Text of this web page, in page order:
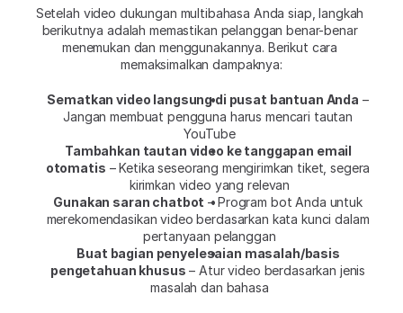
Setelah video dukungan multibahasa Anda siap, langkah
berikutnya adalah memastikan pelanggan benar-benar
menemukan dan menggunakannya. Berikut cara
memaksimalkan dampaknya:
Sematkan video langsung di pusat bantuan Anda –
Jangan membuat pengguna harus mencari tautan
YouTube
Tambahkan tautan video ke tanggapan email
otomatis – Ketika seseorang mengirimkan tiket, segera
kirimkan video yang relevan
Gunakan saran chatbot – Program bot Anda untuk
merekomendasikan video berdasarkan kata kunci dalam
pertanyaan pelanggan
Buat bagian penyelesaian masalah/basis
pengetahuan khusus – Atur video berdasarkan jenis
masalah dan bahasa